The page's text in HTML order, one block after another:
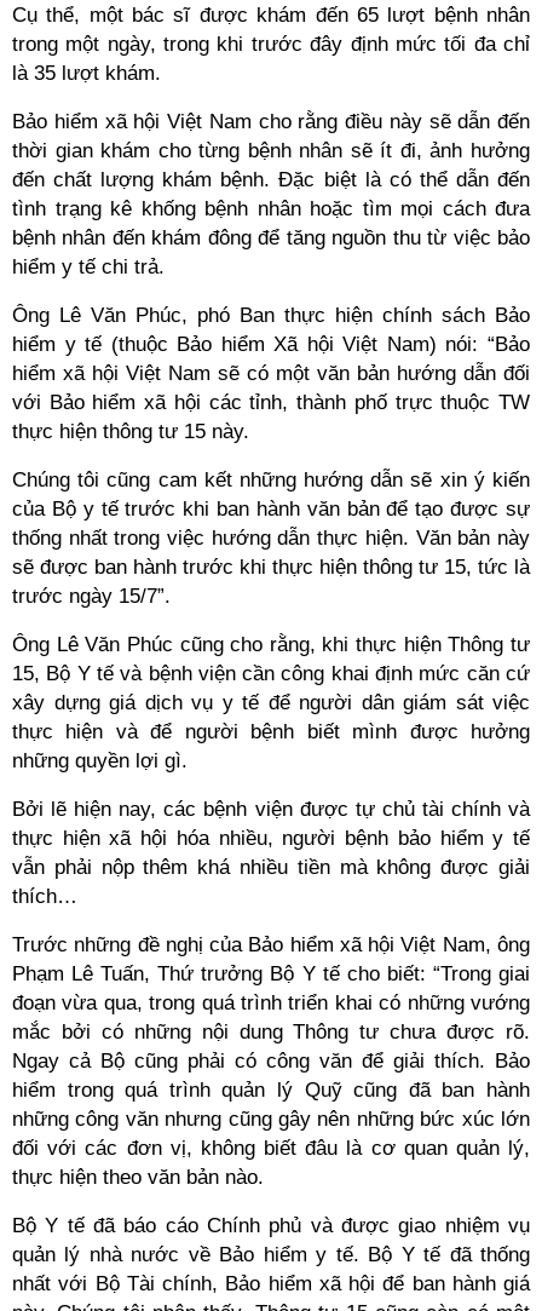
Cụ thể, một bác sĩ được khám đến 65 lượt bệnh nhân
trong một ngày, trong khi trước đây định mức tối đa chỉ
là 35 lượt khám.
Bảo hiểm xã hội Việt Nam cho rằng điều này sẽ dẫn đến
thời gian khám cho từng bệnh nhân sẽ ít đi, ảnh hưởng
đến chất lượng khám bệnh. Đặc biệt là có thể dẫn đến
tình trạng kê khống bệnh nhân hoặc tìm mọi cách đưa
bệnh nhân đến khám đông để tăng nguồn thu từ việc bảo
hiểm y tế chi trả.
Ông Lê Văn Phúc, phó Ban thực hiện chính sách Bảo
hiểm y tế (thuộc Bảo hiểm Xã hội Việt Nam) nói: “Bảo
hiểm xã hội Việt Nam sẽ có một văn bản hướng dẫn đối
với Bảo hiểm xã hội các tỉnh, thành phố trực thuộc TW
thực hiện thông tư 15 này.
Chúng tôi cũng cam kết những hướng dẫn sẽ xin ý kiến
của Bộ y tế trước khi ban hành văn bản để tạo được sự
thống nhất trong việc hướng dẫn thực hiện. Văn bản này
sẽ được ban hành trước khi thực hiện thông tư 15, tức là
trước ngày 15/7”.
Ông Lê Văn Phúc cũng cho rằng, khi thực hiện Thông tư
15, Bộ Y tế và bệnh viện cần công khai định mức căn cứ
xây dựng giá dịch vụ y tế để người dân giám sát việc
thực hiện và để người bệnh biết mình được hưởng
những quyền lợi gì.
Bởi lẽ hiện nay, các bệnh viện được tự chủ tài chính và
thực hiện xã hội hóa nhiều, người bệnh bảo hiểm y tế
vẫn phải nộp thêm khá nhiều tiền mà không được giải
thích…
Trước những đề nghị của Bảo hiểm xã hội Việt Nam, ông
Phạm Lê Tuấn, Thứ trưởng Bộ Y tế cho biết: “Trong giai
đoạn vừa qua, trong quá trình triển khai có những vướng
mắc bởi có những nội dung Thông tư chưa được rõ.
Ngay cả Bộ cũng phải có công văn để giải thích. Bảo
hiểm trong quá trình quản lý Quỹ cũng đã ban hành
những công văn nhưng cũng gây nên những bức xúc lớn
đối với các đơn vị, không biết đâu là cơ quan quản lý,
thực hiện theo văn bản nào.
Bộ Y tế đã báo cáo Chính phủ và được giao nhiệm vụ
quản lý nhà nước về Bảo hiểm y tế. Bộ Y tế đã thống
nhất với Bộ Tài chính, Bảo hiểm xã hội để ban hành giá